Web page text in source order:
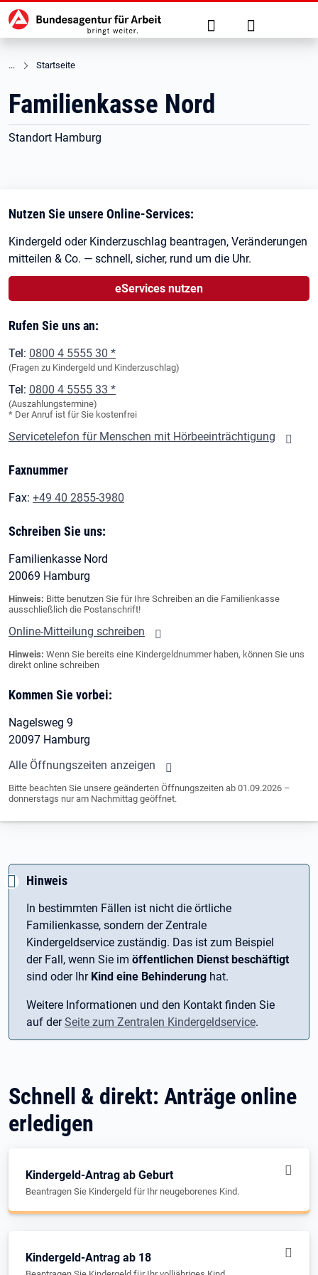
zu den Hauptinhalten springen
Hauptnavigation Suche Anmelden
Startseite
Familienkasse Nord
Standort Hamburg
Nutzen Sie unsere Online-Services:
Kindergeld oder Kinderzuschlag beantragen, Veränderungen
mitteilen & Co. — schnell, sicher, rund um die Uhr.
eServices nutzen
Rufen Sie uns an:
Tel: 0800 4 5555 30 *
(Fragen zu Kindergeld und Kinderzuschlag)
Tel: 0800 4 5555 33 *
(Auszahlungstermine)
* Der Anruf ist für Sie kostenfrei
Servicetelefon für Menschen mit Hörbeeinträchtigung
Faxnummer
Fax: +49 40 2855-3980
Schreiben Sie uns:
Familienkasse Nord
20069 Hamburg
Hinweis: Bitte benutzen Sie für Ihre Schreiben an die Familienkasse
ausschließlich die Postanschrift!
Online-Mitteilung schreiben
Hinweis: Wenn Sie bereits eine Kindergeldnummer haben, können Sie uns
direkt online schreiben
Kommen Sie vorbei:
Nagelsweg 9
20097 Hamburg
Alle Öffnungszeiten anzeigen
Bitte beachten Sie unsere geänderten Öffnungszeiten ab 01.09.2026 –
donnerstags nur am Nachmittag geöffnet.
Hinweis
In bestimmten Fällen ist nicht die örtliche
Familienkasse, sondern der Zentrale
Kindergeldservice zuständig. Das ist zum Beispiel
der Fall, wenn Sie im öffentlichen Dienst beschäftigt
sind oder Ihr Kind eine Behinderung hat.
Weitere Informationen und den Kontakt finden Sie
auf derSeite zum Zentralen Kindergeldservice.
Schnell & direkt: Anträge online
erledigen
Kindergeld-Antrag ab Geburt
Beantragen Sie Kindergeld für Ihr neugeborenes Kind.
Kindergeld-Antrag ab 18